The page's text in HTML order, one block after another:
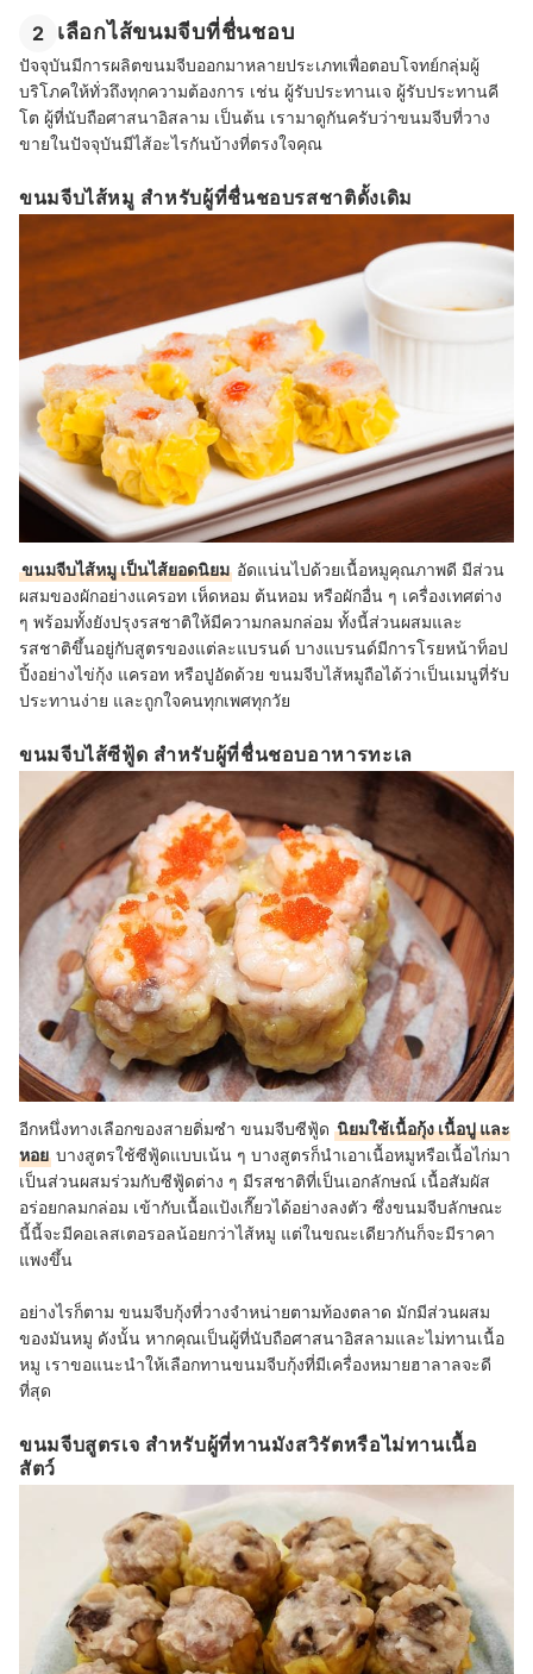
2 เลือกไส้ขนมจีบที่ชื่นชอบ
ปัจจุบันมีการผลิตขนมจีบออกมาหลายประเภทเพื่อตอบโจทย์กลุ่มผู้
บริโภคให้ทั่วถึงทุกความต้องการ เช่น ผู้รับประทานเจ ผู้รับประทานคี
โต ผู้ที่นับถือศาสนาอิสลาม เป็นต้น เรามาดูกันครับว่าขนมจีบที่วาง
ขายในปัจจุบันมีไส้อะไรกันบ้างที่ตรงใจคุณ
ขนมจีบไส้หมู สำหรับผู้ที่ชื่นชอบรสชาติดั้งเดิม
ขนมจีบไส้หมู เป็นไส้ยอดนิยม อัดแน่นไปด้วยเนื้อหมูคุณภาพดี มีส่วน
ผสมของผักอย่างแครอท เห็ดหอม ต้นหอม หรือผักอื่น ๆ เครื่องเทศต่าง
ๆ พร้อมทั้งยังปรุงรสชาติให้มีความกลมกล่อม ทั้งนี้ส่วนผสมและ
รสชาติขึ้นอยู่กับสูตรของแต่ละแบรนด์ บางแบรนด์มีการโรยหน้าท็อป
ปิ้งอย่างไข่กุ้ง แครอท หรือปูอัดด้วย ขนมจีบไส้หมูถือได้ว่าเป็นเมนูที่รับ
ประทานง่าย และถูกใจคนทุกเพศทุกวัย
ขนมจีบไส้ซีฟู้ด สำหรับผู้ที่ชื่นชอบอาหารทะเล
อีกหนึ่งทางเลือกของสายติ่มซำ ขนมจีบซีฟู้ด นิยมใช้เนื้อกุ้ง เนื้อปู และ
หอย บางสูตรใช้ซีฟู้ดแบบเน้น ๆ บางสูตรก็นำเอาเนื้อหมูหรือเนื้อไก่มา
เป็นส่วนผสมร่วมกับซีฟู้ดต่าง ๆ มีรสชาติที่เป็นเอกลักษณ์ เนื้อสัมผัส
อร่อยกลมกล่อม เข้ากับเนื้อแป้งเกี๊ยวได้อย่างลงตัว ซึ่งขนมจีบลักษณะ
นี้นี้จะมีคอเลสเตอรอลน้อยกว่าไส้หมู แต่ในขณะเดียวกันก็จะมีราคา
แพงขึ้น
อย่างไรก็ตาม ขนมจีบกุ้งที่วางจำหน่ายตามท้องตลาด มักมีส่วนผสม
ของมันหมู ดังนั้น หากคุณเป็นผู้ที่นับถือศาสนาอิสลามและไม่ทานเนื้อ
หมู เราขอแนะนำให้เลือกทานขนมจีบกุ้งที่มีเครื่องหมายฮาลาลจะดี
ที่สุด
ขนมจีบสูตรเจ สำหรับผู้ที่ทานมังสวิรัตหรือไม่ทานเนื้อ
สัตว์